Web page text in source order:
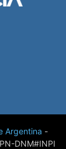
Argentina -
DNM#INPI